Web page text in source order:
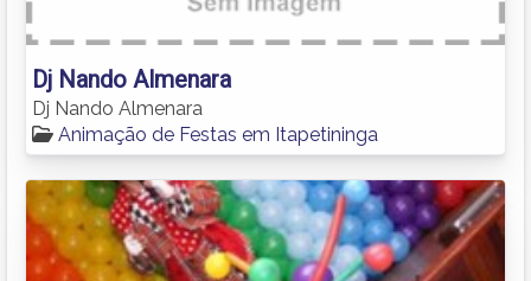
Dj Nando Almenara
Dj Nando Almenara
Animação de Festas em Itapetininga